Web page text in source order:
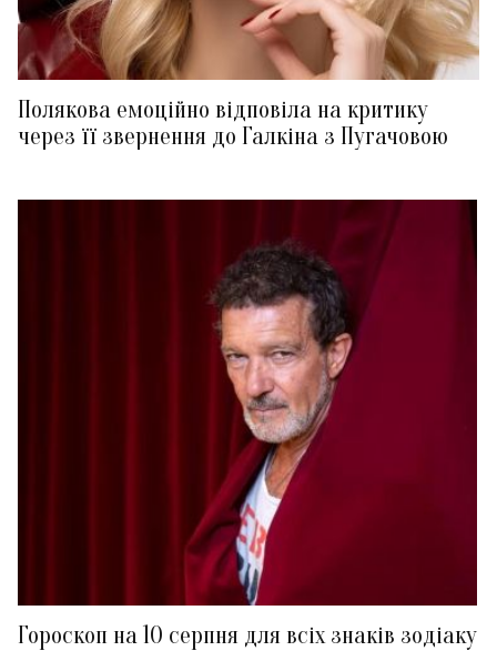
Полякова емоційно відповіла на критику
через її звернення до Галкіна з Пугачовою
Гороскоп на 10 серпня для всіх знаків зодіаку